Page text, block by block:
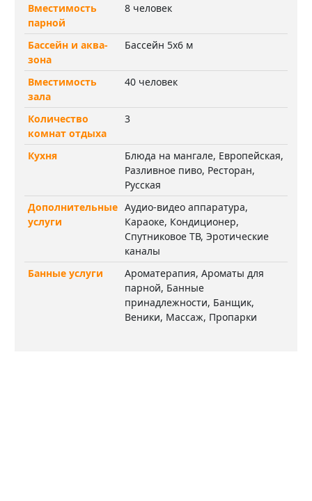
Вместимость
парной
8 человек
Бассейн и аква-
зона
Бассейн 5х6 м
Вместимость
зала
40 человек
Количество
комнат отдыха
3
Кухня
Блюда на мангале, Европейская,
Разливное пиво, Ресторан,
Русская
Дополнительные
услуги
Аудио-видео аппаратура,
Караоке, Кондиционер,
Спутниковое ТВ, Эротические
каналы
Банные услуги
Ароматерапия, Ароматы для
парной, Банные
принадлежности, Банщик,
Веники, Массаж, Пропарки